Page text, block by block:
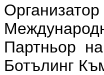
Партньор
Ботълинг